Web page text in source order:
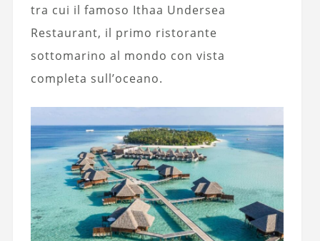
tra cui il famoso Ithaa Undersea
Restaurant, il primo ristorante
sottomarino al mondo con vista
completa sull’oceano.